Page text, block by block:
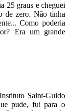
25 graus e cheguei
de zero. Não tinha
Como poderia
Era um grande
Saint-Guido
pude, fui para o